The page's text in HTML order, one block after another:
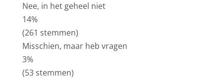
Nee, in het geheel niet
14%
(261 stemmen)
Misschien, maar heb vragen
3%
(53 stemmen)